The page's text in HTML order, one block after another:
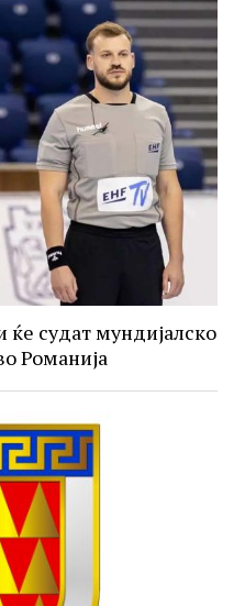
судат мундијалско
Романија